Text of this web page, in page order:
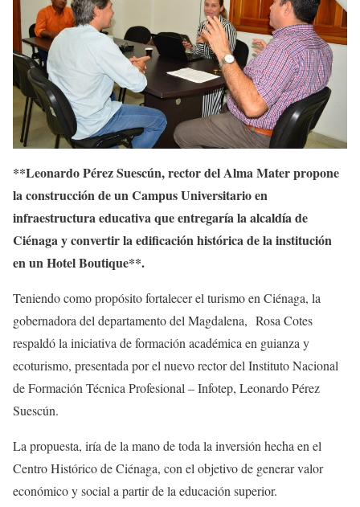
**Leonardo Pérez Suescún, rector del Alma Mater propone
la construcción de un Campus Universitario en
infraestructura educativa que entregaría la alcaldía de
Ciénaga y convertir la edificación histórica de la institución
en un Hotel Boutique**.
Teniendo como propósito fortalecer el turismo en Ciénaga, la
gobernadora del departamento del Magdalena, Rosa Cotes
respaldó la iniciativa de formación académica en guianza y
ecoturismo, presentada por el nuevo rector del Instituto Nacional
de Formación Técnica Profesional – Infotep, Leonardo Pérez
Suescún.
La propuesta, iría de la mano de toda la inversión hecha en el
Centro Histórico de Ciénaga, con el objetivo de generar valor
económico y social a partir de la educación superior.